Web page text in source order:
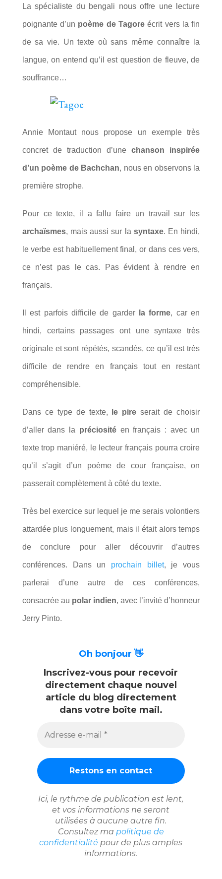
La spécialiste du bengali nous offre une lecture
poignante d’un poème de Tagore écrit vers la fin
de sa vie. Un texte où sans même connaître la
langue, on entend qu’il est question de fleuve, de
souffrance…
Annie Montaut nous propose un exemple très
concret de traduction d’unechanson inspirée
d’un poème de Bachchan, nous en observons la
première strophe.
Pour ce texte, il a fallu faire un travail sur les
archaïsmes, mais aussi sur la syntaxe. En hindi,
le verbe est habituellement final, or dans ces vers,
ce n’est pas le cas. Pas évident à rendre en
français.
Il est parfois difficile de garder la forme, car en
hindi, certains passages ont une syntaxe très
originale et sont répétés, scandés, ce qu’il est très
difficile de rendre en français tout en restant
compréhensible.
Dans ce type de texte, le pire serait de choisir
d’aller dans la préciositéen français : avec un
texte trop maniéré, le lecteur français pourra croire
qu’il s’agit d’un poème de cour française, on
passerait complètement à côté du texte.
Très bel exercice sur lequel je me serais volontiers
attardée plus longuement, mais il était alors temps
de conclure pour aller découvrir d’autres
conférences. Dans un prochain billet, je vous
parlerai d’une autre de ces conférences,
consacrée au polar indien, avec l’invité d’honneur
Jerry Pinto.
Oh bonjour 👋
Inscrivez-vous pour recevoir
directement chaque nouvel
article du blog directement
dans votre boîte mail.
Ici, le rythme de publication est lent,
et vos informations ne seront
utilisées à aucune autre fin.
Consultez ma politique de
confidentialité pour de plus amples
informations.